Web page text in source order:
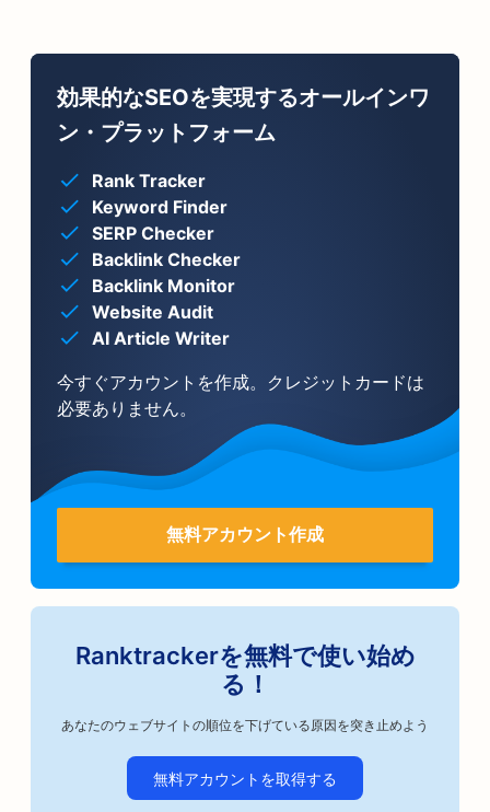
効果的なSEOを実現するオールインワ
ン・プラットフォーム
Rank Tracker
Keyword Finder
SERP Checker
Backlink Checker
Backlink Monitor
Website Audit
AI Article Writer
今すぐアカウントを作成。クレジットカードは
必要ありません。
無料アカウント作成
Ranktrackerを無料で使い始め
る！
あなたのウェブサイトの順位を下げている原因を突き止めよう
無料アカウントを取得する